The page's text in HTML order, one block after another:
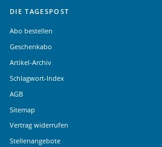
DIE TAGESPOST
Abo bestellen
Geschenkabo
Artikel-Archiv
Schlagwort-Index
AGB
Sitemap
Vertrag widerrufen
Stellenangebote